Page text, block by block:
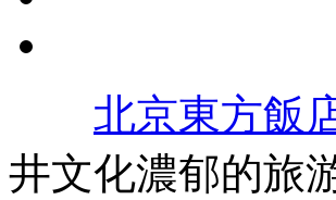
北京東方飯
井文化濃郁的旅